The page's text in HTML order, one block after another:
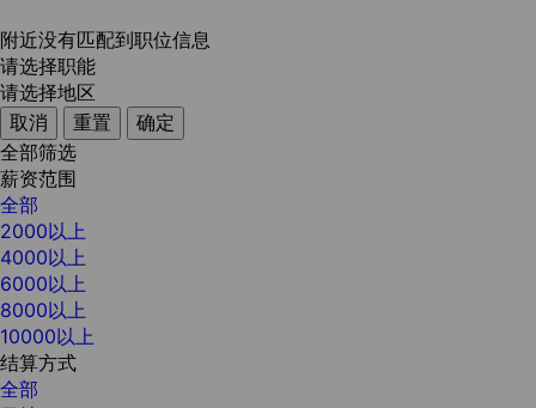
附近没有匹配到职位信息
请选择职能
请选择地区
取消
重置
确定
全部筛选
薪资范围
全部
2000以上
4000以上
6000以上
8000以上
10000以上
结算方式
全部